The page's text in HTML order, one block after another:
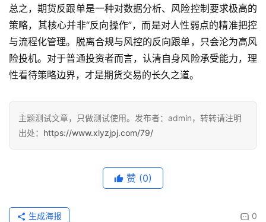
国
际
期
货
投
资
入
总之，期货反跟单是一种对数据分析、风险控制要求极高的
策略，其核心并非“反向操作”，而是对人性弱点的精准把控
与流程化管理。脱离合规与风控的反向跟单，只会沦为高风
险投机。对于普通投资者而言，认清自身风险承受能力，理
性看待策略边界，才是期货交易的长久之道。
主题测试文章，只做测试使用。发布者：admin，转转请注明
出处： https://www.xlyzjpj.com/79/
赞 (0)
0
生成海报